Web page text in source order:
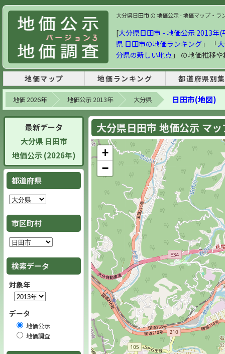
大分県日田市 の 地価公示 - 地価マップ・ラ
[大分県日田市 - 地価公示 2013年(
県 日田市の地価ランキング 」 「
分県の新しい地点 」 の地価推移
地価マップ 地価ランキング 都道府県別
地価 2026年 地価公示 2013年 大分県 日田市(地図)
最新データ
大分県 日田市
地価公示 (2026年)
都道府県
市区町村
検索データ
対象年
データ
地価公示
地価調査
大分県日田市 地価公示 マ
+
−